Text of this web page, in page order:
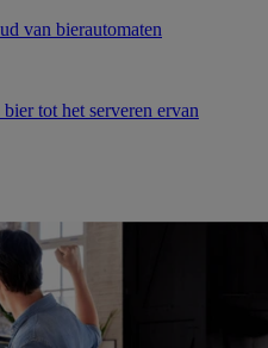
van bierautomaten
tot het serveren ervan